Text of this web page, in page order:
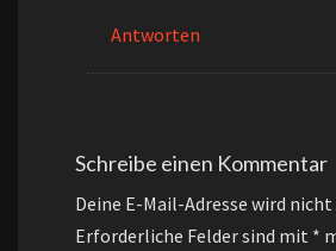
Antworten
Schreibe einen Kommentar
Deine E-Mail-Adresse wird
Erforderliche Felder sind mit *